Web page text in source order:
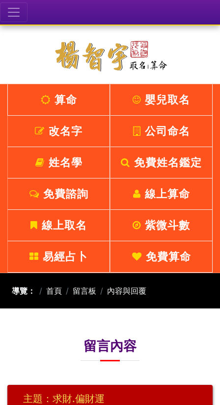
算命 嬰兒取名
改名字 公司命名
姓名學 免費姓名鑑定
免費諮詢 線上算命
線上取名 紫微斗數
易經占卜 免費算命
導覽： 首頁 留言板 內容與回覆
留言內容
主題：求財.偏財運